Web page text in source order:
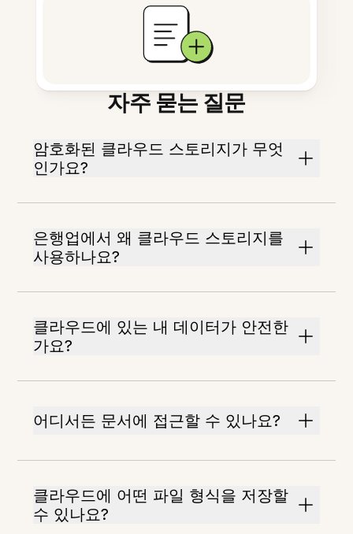
자주 묻는 질문
암호화된 클라우드 스토리지가 무엇
인가요?
은행업에서 왜 클라우드 스토리지를
사용하나요?
클라우드에 있는 내 데이터가 안전한
가요?
어디서든 문서에 접근할 수 있나요?
클라우드에 어떤 파일 형식을 저장할
수 있나요?